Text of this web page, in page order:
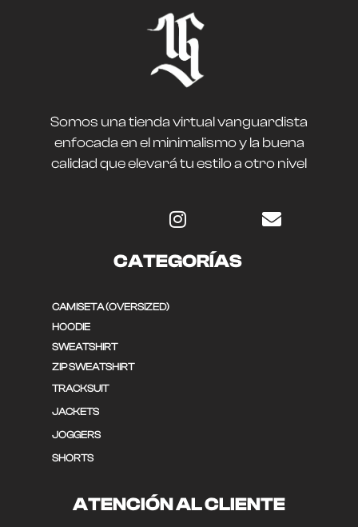
Somos una tienda virtual vanguardista
enfocada en el minimalismo y la buena
calidad que elevará tu estilo a otro nivel
CATEGORÍAS
CAMISETA (OVERSIZED)
HOODIE
SWEATSHIRT
ZIP SWEATSHIRT
TRACKSUIT
JACKETS
JOGGERS
SHORTS
ATENCIÓN AL CLIENTE